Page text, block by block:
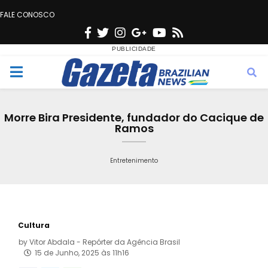
FALE CONOSCO
F
c
e
o
T
w
i
t
e
n
s
t
g
r
a
G
o
o
g
e
Y
u
t
b
s
M
Morre Bira Presidente, fundador do Cacique de
Ramos
Entretenimento
Cultura
byVitor Abdala - Repórter da Agência Brasil
15 de Junho, 2025 às 11h16